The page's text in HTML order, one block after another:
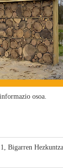
osoa.
Bigarren